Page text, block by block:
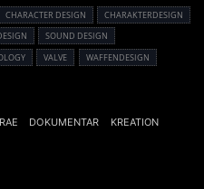
CHARACTER DESIGN
CHARAKTERDESIGN
SOUND DESIGN
VALVE
WAFFENDESIGN
DOKUMENTAR
KREATION